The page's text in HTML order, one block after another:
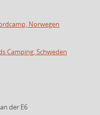
Norwegen
Camping, Schweden
der E6